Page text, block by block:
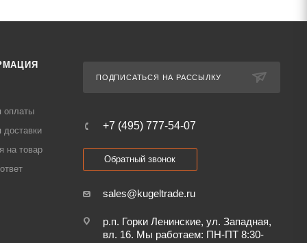
оплаты
доставки
на товар
ПОДПИСАТЬСЯ НА РАССЫЛКУ
+7 (495) 777-54-07
Обратный звонок
sales@kugeltrade.ru
р.п. Горки Ленинские, ул. Западная,
вл. 16. Мы работаем: ПН-ПТ 8:30-